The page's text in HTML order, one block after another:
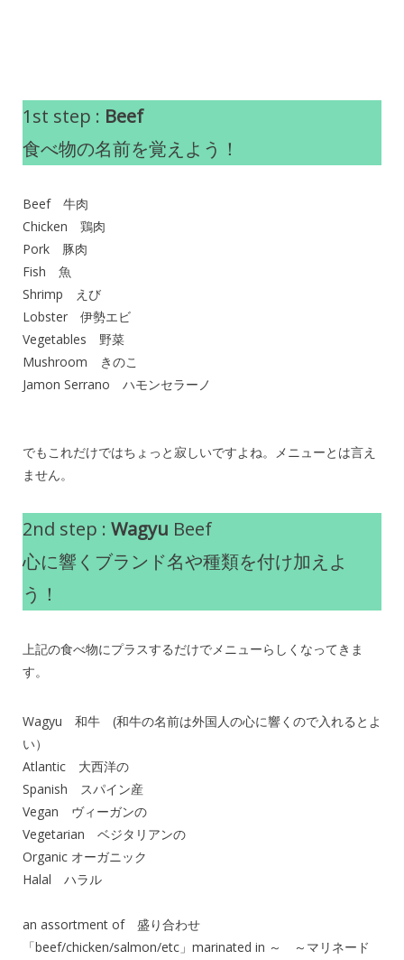
1st step : Beef
食べ物の名前を覚えよう！
Beef 牛肉
Chicken 鶏肉
Pork 豚肉
Fish 魚
Shrimp えび
Lobster 伊勢エビ
Vegetables 野菜
Mushroom きのこ
Jamon Serrano ハモンセラーノ
でもこれだけではちょっと寂しいですよね。メニューとは言え
ません。
2nd step : Wagyu Beef
心に響くブランド名や種類を付け加えよ
う！
上記の食べ物にプラスするだけでメニューらしくなってきま
す。
Wagyu 和牛 (和牛の名前は外国人の心に響くので入れるとよ
い）
Atlantic 大西洋の
Spanish スパイン産
Vegan ヴィーガンの
Vegetarian ベジタリアンの
Organic オーガニック
Halal ハラル
an assortment of 盛り合わせ
「beef/chicken/salmon/etc」marinated in ～ ～マリネード